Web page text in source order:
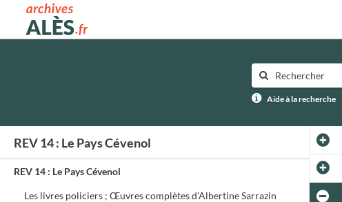
Archives municipales d'Alès
Aide à la recherche
REV 14 : Le Pays Cévenol
REV 14 : Le Pays Cévenol
Les livres policiers ; Œuvres complètes d’Albertine Sarrazin